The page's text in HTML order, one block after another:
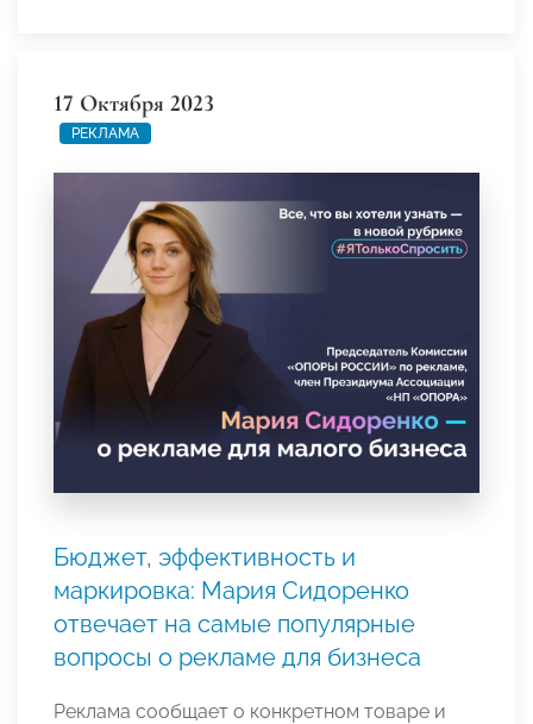
17 Октября 2023
РЕКЛАМА
Бюджет, эффективность и
маркировка: Мария Сидоренко
отвечает на самые популярные
вопросы о рекламе для бизнеса
Реклама сообщает о конкретном товаре и